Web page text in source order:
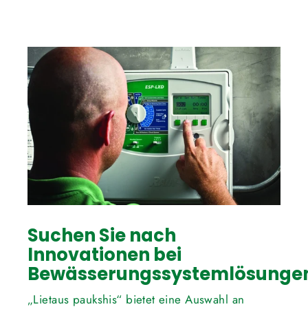
Suchen Sie nach
Innovationen bei
„Lietaus paukshis“ bietet eine Auswahl an